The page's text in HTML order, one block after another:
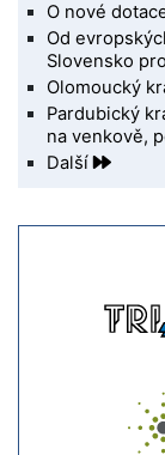
O nové
Od
Slovensko
Olomoucký
Pardubický
na venkově,
Další